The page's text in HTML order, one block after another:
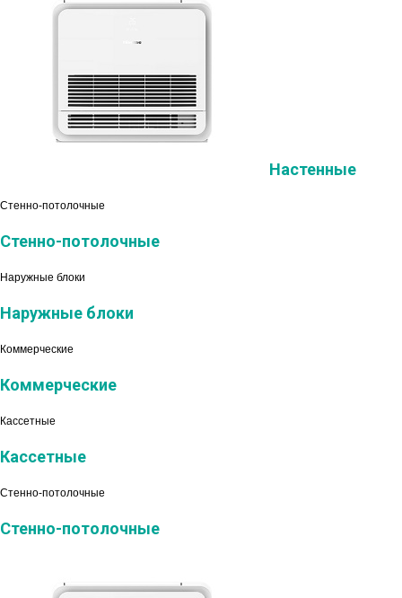
Настенные
Стенно-потолочные
Стенно-потолочные
Наружные блоки
Наружные блоки
Коммерческие
Коммерческие
Кассетные
Кассетные
Стенно-потолочные
Стенно-потолочные